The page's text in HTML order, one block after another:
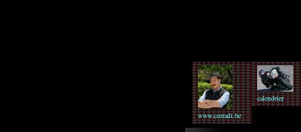
www.corradi.be
calendrier